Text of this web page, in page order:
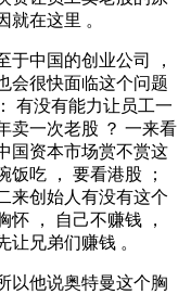
就在这里 。
于中国的创业公司 ，
会很快面临这个问题
： 有没有能力让员工一
卖一次老股 ？ 一来看
国资本市场赏不赏这
饭吃 ， 要看港股 ；
来创始人有没有这个
怀 ， 自己不赚钱 ，
让兄弟们赚钱 。
以他说奥特曼这个胸